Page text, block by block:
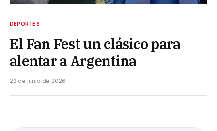
DEPORTES
El Fan Fest un clásico para
alentar a Argentina
22 de junio de 2026